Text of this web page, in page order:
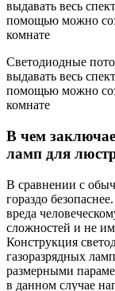
Светодиодные
выдавать весь
помощью можно
комнате
В чем
ламп для
В сравнении с
гораздо
вреда
сложностей и не
Конструкция
газоразрядных
размерными
в данном случае